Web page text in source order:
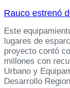
Rauco estrenó
Este
lugares de
proyecto contó
millones con
Urbano y
Desarrollo